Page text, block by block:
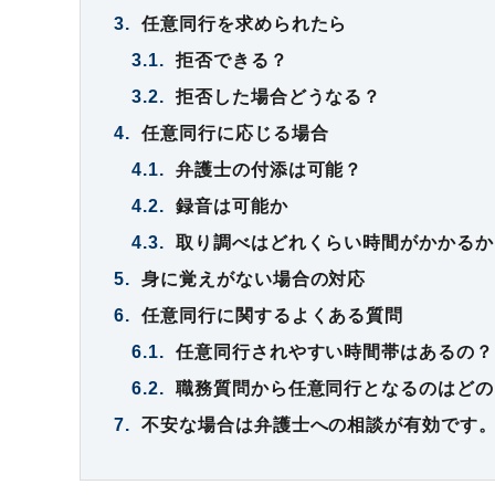
3.
任意同行を求められたら
3.1.
拒否できる？
3.2.
拒否した場合どうなる？
4.
任意同行に応じる場合
4.1.
弁護士の付添は可能？
4.2.
録音は可能か
4.3.
取り調べはどれくらい時間がかかるか
5.
身に覚えがない場合の対応
6.
任意同行に関するよくある質問
6.1.
任意同行されやすい時間帯はあるの？
6.2.
職務質問から任意同行となるのはど
7.
不安な場合は弁護士への相談が有効です。